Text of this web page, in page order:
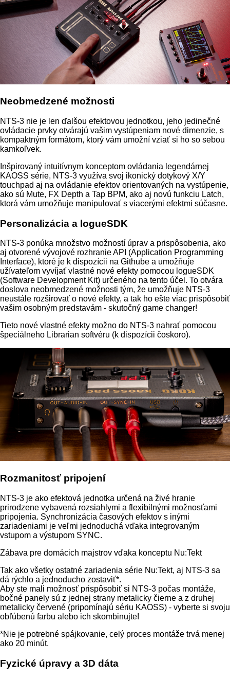
Neobmedzené možnosti
NTS-3 nie je len ďalšou efektovou jednotkou, jeho jedinečné
ovládacie prvky otvárajú vašim vystúpeniam nové dimenzie, s
kompaktným formátom, ktorý vám umožní vziať si ho so sebou
kamkoľvek.
Inšpirovaný intuitívnym konceptom ovládania legendárnej
KAOSS série, NTS-3 využíva svoj ikonický dotykový X/Y
touchpad aj na ovládanie efektov orientovaných na vystúpenie,
ako sú Mute, FX Depth a Tap BPM, ako aj novú funkciu Latch,
ktorá vám umožňuje manipulovať s viacerými efektmi súčasne.
Personalizácia a logueSDK
NTS-3 ponúka množstvo možností úprav a prispôsobenia, ako
aj otvorené vývojové rozhranie API (Application Programming
Interface), ktoré je k dispozícii na Githube a umožňuje
užívateľom vyvíjať vlastné nové efekty pomocou logueSDK
(Software Development Kit) určeného na tento účel. To otvára
doslova neobmedzené možnosti tým, že umožňuje NTS-3
neustále rozširovať o nové efekty, a tak ho ešte viac prispôsobiť
vašim osobným predstavám - skutočný game changer!
Tieto nové vlastné efekty možno do NTS-3 nahrať pomocou
špeciálneho Librarian softvéru (k dispozícii čoskoro).
Rozmanitosť pripojení
NTS-3 je ako efektová jednotka určená na živé hranie
prirodzene vybavená rozsiahlymi a flexibilnými možnosťami
pripojenia. Synchronizácia časových efektov s inými
zariadeniami je veľmi jednoduchá vďaka integrovaným
vstupom a výstupom SYNC.
Zábava pre domácich majstrov vďaka konceptu Nu:Tekt
Tak ako všetky ostatné zariadenia série Nu:Tekt, aj NTS-3 sa
dá rýchlo a jednoducho zostaviť*.
Aby ste mali možnosť prispôsobiť si NTS-3 počas montáže,
bočné panely sú z jednej strany metalicky čierne a z druhej
metalicky červené (pripomínajú sériu KAOSS) - vyberte si svoju
obľúbenú farbu alebo ich skombinujte!
*Nie je potrebné spájkovanie, celý proces montáže trvá menej
ako 20 minút.
Fyzické úpravy a 3D dáta